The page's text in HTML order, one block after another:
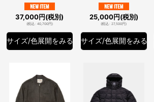
37,000円(税別)
(税込: 40,700円)
サイズ/色展開をみる
25,000円(税別)
(税込: 27,500円)
サイズ/色展開をみる